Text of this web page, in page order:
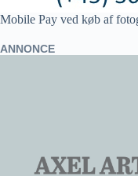
Mobile Pay ved køb af
ANNONCE